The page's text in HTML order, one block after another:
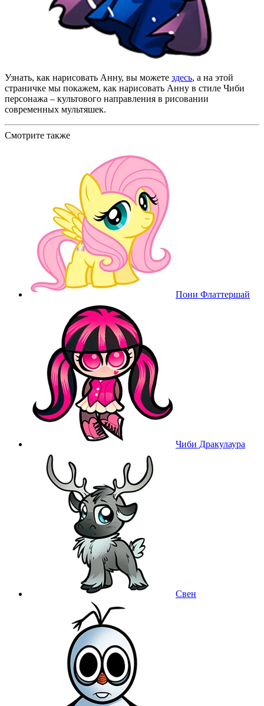
Узнать, как нарисовать Анну, вы можете здесь, а на этой
страничке мы покажем, как нарисовать Анну в стиле Чиби
персонажа – культового направления в рисовании
современных мультяшек.
Смотрите также
Пони Флаттершай
Чиби Дракулаура
Свен